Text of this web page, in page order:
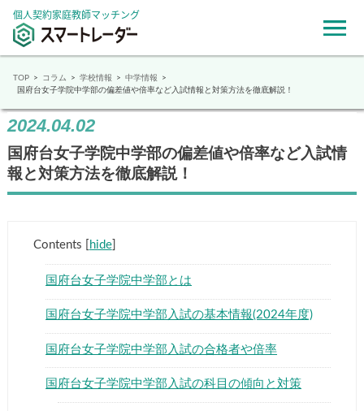
個人契約家庭教師マッチング
TOP コラム 学校情報
中学情報
国府台女子学院中学部の偏差値や倍率など入試情報と対策方法を徹底解説！
2024.04.02
国府台女子学院中学部の偏差値や倍率など入試情
報と対策方法を徹底解説！
Contents hide]
国府台女子学院中学部とは
国府台女子学院中学部入試の基本情報(2024年度)
国府台女子学院中学部入試の合格者や倍率
国府台女子学院中学部入試の科目の傾向と対策